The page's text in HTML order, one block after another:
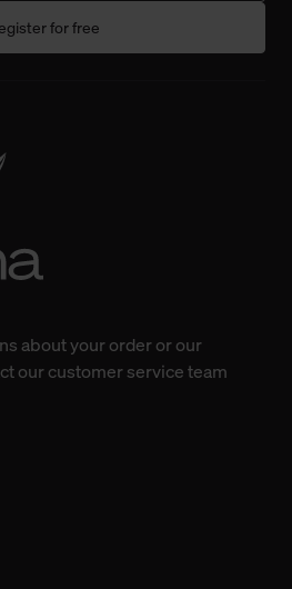
und die damit verbundene
Cookies und Web-
Nutzung Ihrer persönlichen Daten
for free
about your order or our
our customer service team